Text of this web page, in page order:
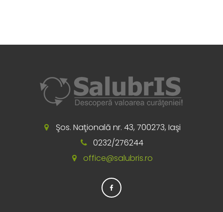
Şos. Naţională nr. 43, 700273, Iaşi
0232/276244
office@salubris.ro